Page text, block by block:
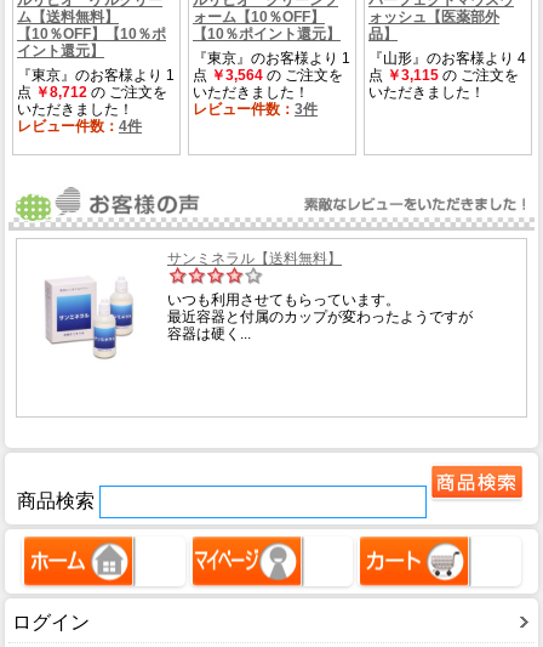
商品検索
ログイン